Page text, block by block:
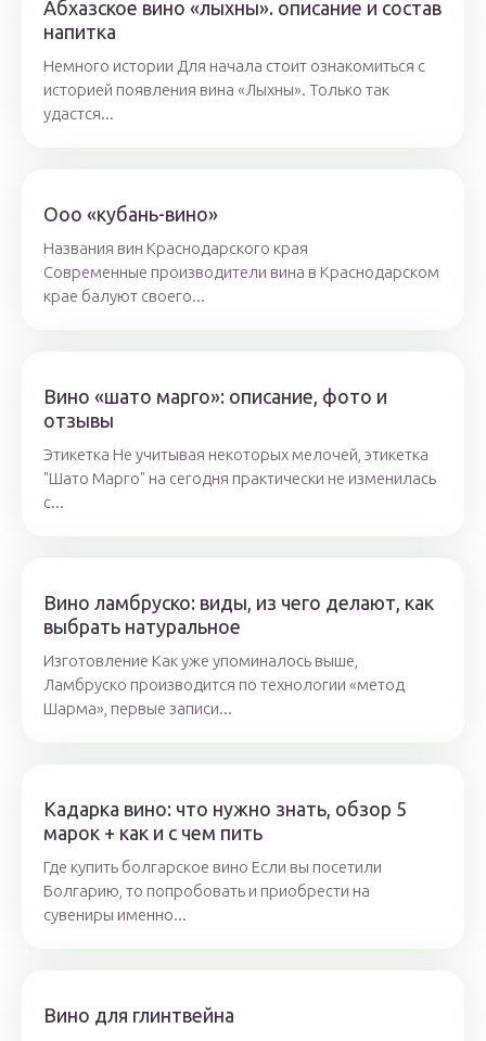
Абхазское вино «лыхны». описание и состав
напитка
Немного истории Для начала стоит ознакомиться с
историей появления вина «Лыхны». Только так
удастся...
Ооо «кубань-вино»
Названия вин Краснодарского края
Современные производители вина в Краснодарском
крае балуют своего...
Вино «шато марго»: описание, фото и
отзывы
Этикетка Не учитывая некоторых мелочей, этикетка
"Шато Марго" на сегодня практически не изменилась
с...
Вино ламбруско: виды, из чего делают, как
выбрать натуральное
Изготовление Как уже упоминалось выше,
Ламбруско производится по технологии «метод
Шарма», первые записи...
Кадарка вино: что нужно знать, обзор 5
марок + как и с чем пить
Где купить болгарское вино Если вы посетили
Болгарию, то попробовать и приобрести на
сувениры именно...
Вино для глинтвейна